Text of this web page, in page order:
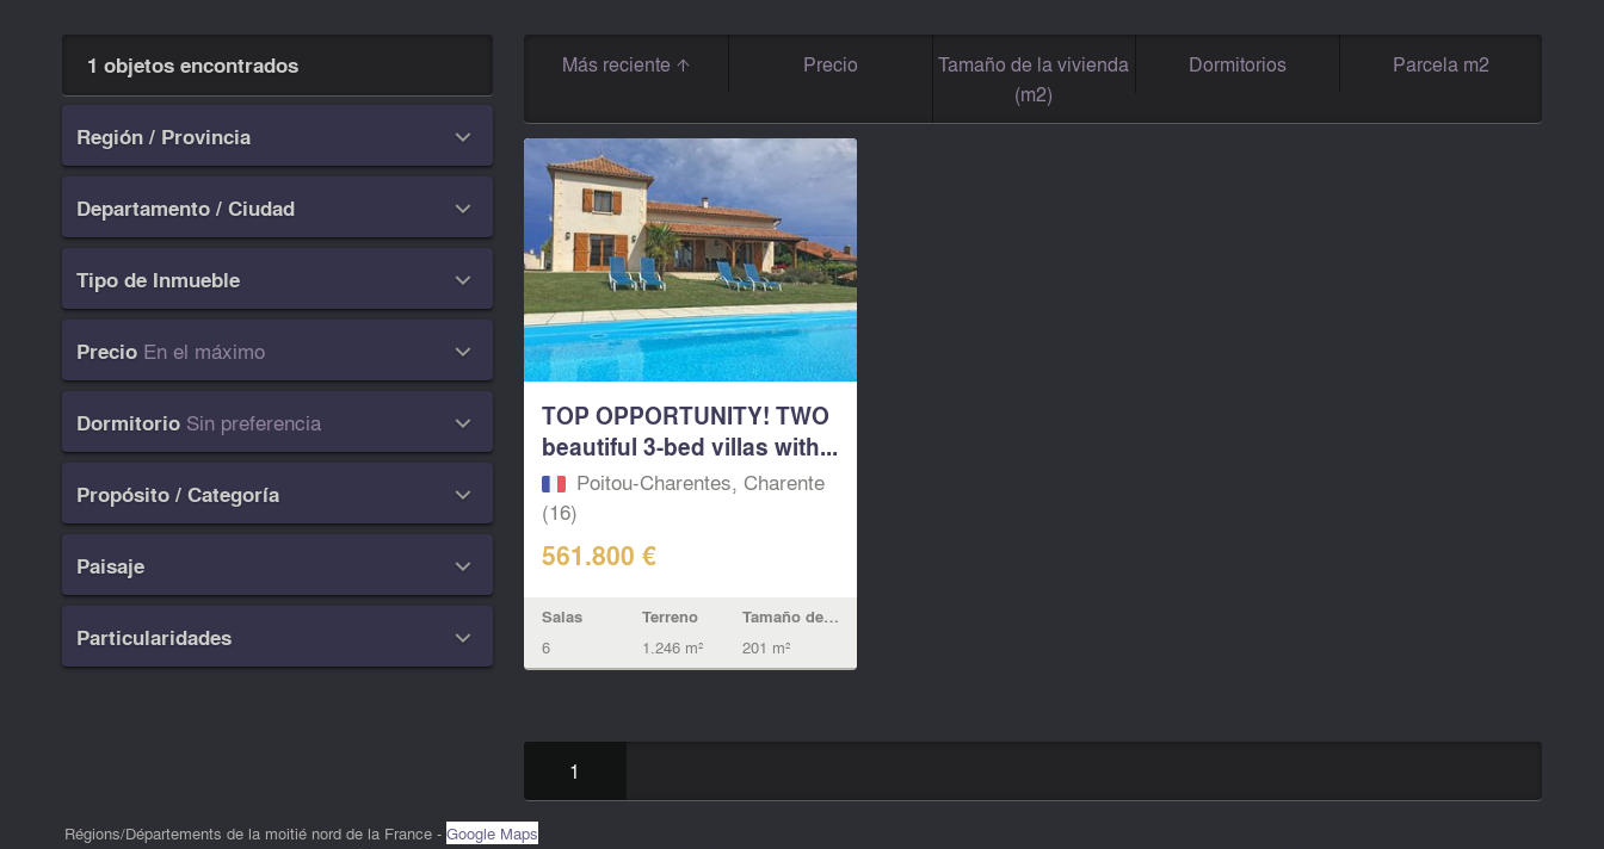
1 objetos encontrados
Región / Provincia 
Departamento / Ciudad 
Tipo de Inmueble 
Precio En el máximo 
Dormitorio Sin preferencia 
Propósito / Categoría 
Paisaje 
Particularidades 
Más reciente Precio
Tamaño de la vivienda
(m2)
Dormitorios Parcela m2
TOP OPPORTUNITY! TWO
beautiful 3-bed villas with...
Poitou-Charentes, Charente
(16)
561.800 €
Salas
6
Terreno
1.246 m²
Tamaño de la vivienda
201 m²
1
Régions/Départements de la moitié nord de la France - Google Maps